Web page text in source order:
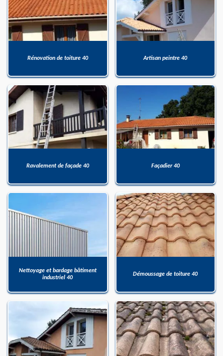
Rénovation de toiture 40 Artisan peintre 40
Ravalement de façade 40 Façadier 40
Nettoyage et bardage bâtiment
industriel 40
Démoussage de toiture 40